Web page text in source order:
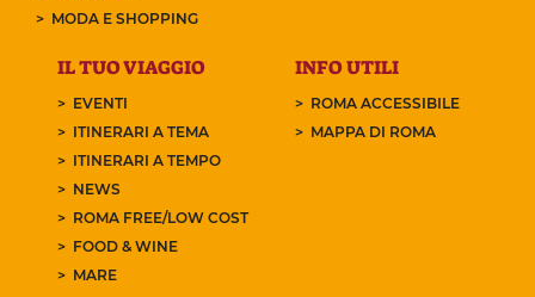
MODA E SHOPPING
IL TUO VIAGGIO
EVENTI
ITINERARI A TEMA
ITINERARI A TEMPO
NEWS
ROMA FREE/LOW COST
FOOD & WINE
MARE
INFO UTILI
ROMA ACCESSIBILE
MAPPA DI ROMA